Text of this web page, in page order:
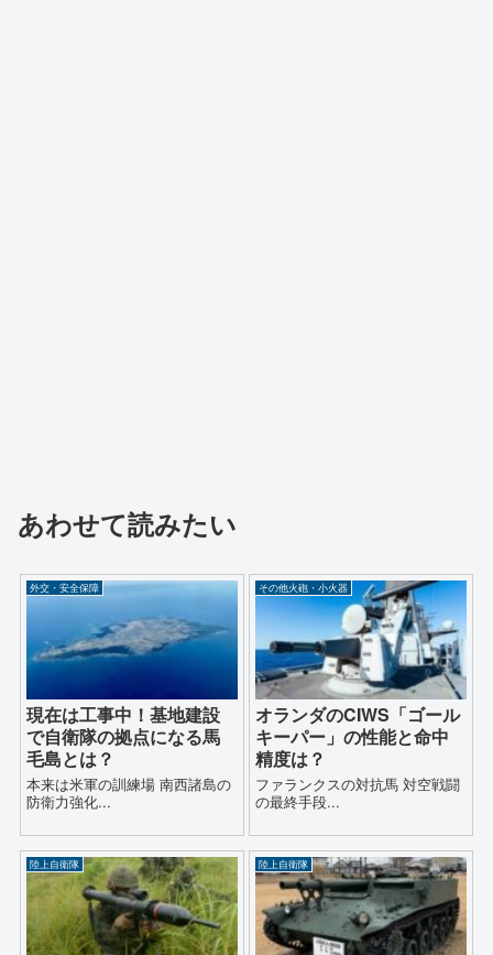
あわせて読みたい
外交・安全保障
現在は工事中！基地建設
で自衛隊の拠点になる馬
毛島とは？
本来は米軍の訓練場 南西諸島の
防衛力強化...
その他火砲・小火器
オランダのCIWS「ゴール
キーパー」の性能と命中
精度は？
ファランクスの対抗馬 対空戦闘
の最終手段...
陸上自衛隊 陸上自衛隊